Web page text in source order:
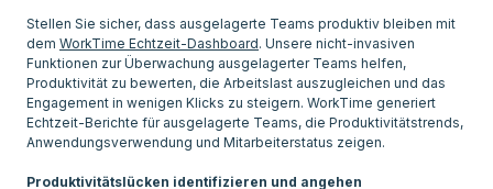
Stellen Sie sicher, dass ausgelagerte Teams produktiv bleiben mit
dem WorkTime Echtzeit-Dashboard. Unsere nicht-invasiven
Funktionen zur Überwachung ausgelagerter Teams helfen,
Produktivität zu bewerten, die Arbeitslast auszugleichen und das
Engagement in wenigen Klicks zu steigern. WorkTime generiert
Echtzeit-Berichte für ausgelagerte Teams, die Produktivitätstrends,
Anwendungsverwendung und Mitarbeiterstatus zeigen.
Produktivitätslücken identifizieren und angehen